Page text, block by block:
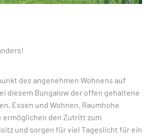
des angenehmen Wohnens auf
diesem Bungalow der offen gehaltene
Essen und Wohnen. Raumhohe
ermöglichen den Zutritt zum
und sorgen für viel Tageslicht für ein